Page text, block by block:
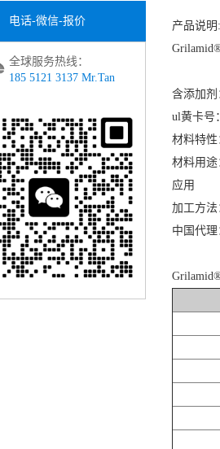
电话-微信-报价
全球服务热线：
185 5121 3137 Mr.Tan
产品说明:
含添加剂
ul黄卡号
材料特
材料用
应用
加工方
中国代